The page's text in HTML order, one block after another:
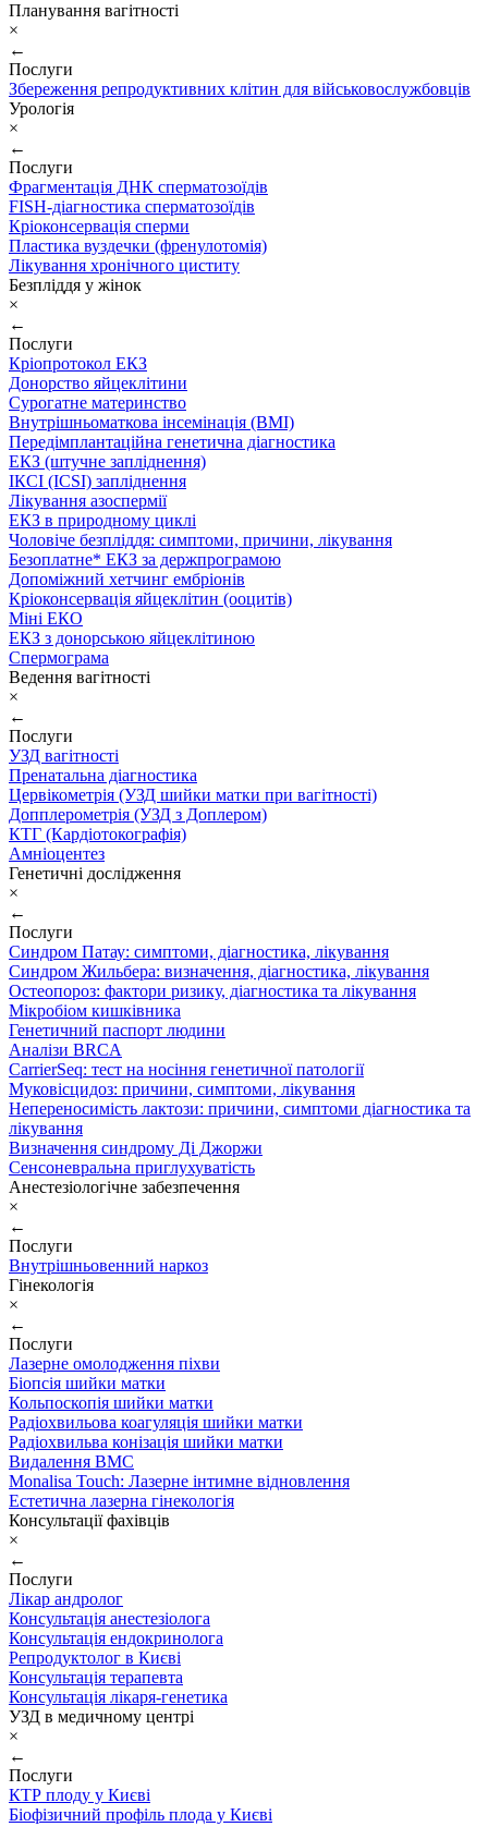
Планування вагітності
×
←
Послуги
Збереження репродуктивних клітин для військовослужбовців
Урологія
×
←
Послуги
Фрагментація ДНК сперматозоїдів
FISH-діагностика сперматозоїдів
Кріоконсервація сперми
Пластика вуздечки (френулотомія)
Лікування хронічного циститу
Безпліддя у жінок
×
←
Послуги
Кріопротокол ЕКЗ
Донорство яйцеклітини
Сурогатне материнство
Внутрішньоматкова інсемінація (ВМІ)
Передімплантаційна генетична діагностика
ЕКЗ (штучне запліднення)
ІКСІ (ICSI) запліднення
Лікування азоспермії
ЕКЗ в природному циклі
Чоловіче безпліддя: симптоми, причини, лікування
Безоплатне* ЕКЗ за держпрограмою
Допоміжний хетчинг ембріонів
Кріоконсервація яйцеклітин (ооцитів)
Міні ЕКО
ЕКЗ з донорською яйцеклітиною
Спермограма
Ведення вагітності
×
←
Послуги
УЗД вагітності
Пренатальна діагностика
Цервікометрія (УЗД шийки матки при вагітності)
Допплерометрія (УЗД з Доплером)
КТГ (Кардіотокографія)
Амніоцентез
Генетичні дослідження
×
←
Послуги
Синдром Патау: симптоми, дiагностика, лiкування
Синдром Жильбера: визначення, діагностика, лікування
Остеопороз: фактори ризику, діагностика та лікування
Мікробіом кишківника
Генетичний паспорт людини
Аналізи BRCA
CarrierSeq: тест на носіння генетичної патології
Муковісцидоз: причини, симптоми, лікування
Непереносимість лактози: причини, симптоми діагностика та
лікування
Визначення синдрому Ді Джоржи
Сенсоневральна приглухуватість
Анестезіологічне забезпечення
×
←
Послуги
Внутрішньовенний наркоз
Гінекологія
×
←
Послуги
Лазерне омолодження піхви
Біопсія шийки матки
Кольпоскопія шийки матки
Радіохвильова коагуляція шийки матки
Радіохвильва конізація шийки матки
Видалення ВМС
Monalisa Touch: Лазерне інтимне відновлення
Естетична лазерна гінекологія
Консультації фахівців
×
←
Послуги
Лікар андролог
Консультація анестезіолога
Консультація ендокринолога
Репродуктолог в Києві
Консультація терапевта
Консультація лікаря-генетика
УЗД в медичному центрі
×
←
Послуги
КТР плоду у Києві
Біофізичний профіль плода у Києві